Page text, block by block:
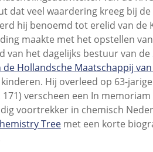
dat veel waardering kreeg bij
hij benoemd tot erelid van de
maakte met het opstellen
van het dagelijks bestuur van
de Hollandsche Maatschappij
Hij overleed op 63-
171) verscheen een In
voortrekker in chemisch
Treemet een korte